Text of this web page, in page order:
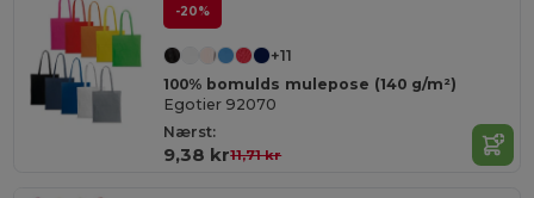
-20%
+11
100% bomulds mulepose (140 g/m²)
Egotier 92070
Nærst:
9,38 kr11,71 kr